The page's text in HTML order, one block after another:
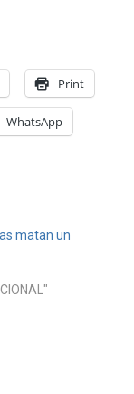
Print
WhatsApp
matan un